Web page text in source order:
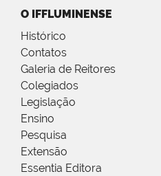
O IFFLUMINENSE
Histórico
Contatos
Galeria de Reitores
Colegiados
Legislação
Ensino
Pesquisa
Extensão
Essentia Editora